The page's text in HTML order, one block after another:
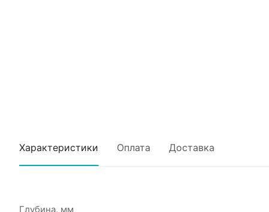
Характеристики Оплата Доставка
Глубина, мм